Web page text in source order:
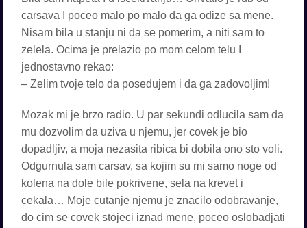
carsava I poceo malo po malo da ga odize sa mene.
Nisam bila u stanju ni da se pomerim, a niti sam to
zelela. Ocima je prelazio po mom celom telu I
jednostavno rekao:
– Zelim tvoje telo da posedujem i da ga zadovoljim!
Mozak mi je brzo radio. U par sekundi odlucila sam da
mu dozvolim da uziva u njemu, jer covek je bio
dopadljiv, a moja nezasita ribica bi dobila ono sto voli.
Odgurnula sam carsav, sa kojim su mi samo noge od
kolena na dole bile pokrivene, sela na krevet i
cekala… Moje cutanje njemu je znacilo odobravanje,
do cim se covek stojeci iznad mene, poceo oslobadjati